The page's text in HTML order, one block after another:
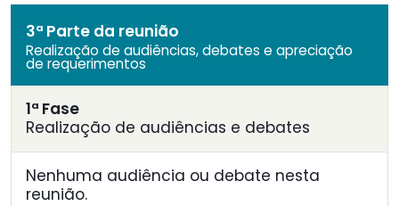
3ª Parte da reunião
Realização de audiências, debates e apreciação
de requerimentos
1ª Fase
Realização de audiências e debates
Nenhuma audiência ou debate nesta
reunião.